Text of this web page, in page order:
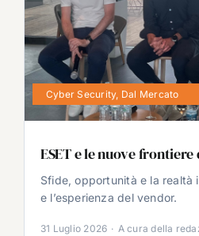
Cyber Security, Dal Mercato
ESET e le nuove
Sfide, opportunità e la realtà
e l’esperienza del vendor.
31 Luglio 2026 · A cura della